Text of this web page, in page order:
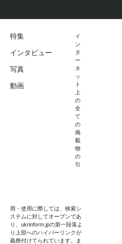
特集
インタビュー
写真
動画
イ
ン
タ
ー
ネ
ッ
ト
上
の
全
て
の
掲
載
物
の
引
用・使用に際しては、検索シ
ステムに対してオープンであ
り、ukrinform.jpの第一段落よ
り上部へのハイパーリンクが
義務付けてられています。ま